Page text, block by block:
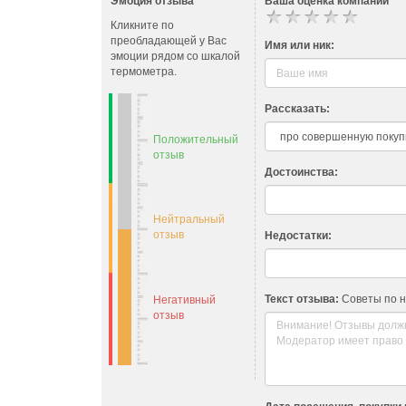
• Алюминиевая
Кликните по
преобладающей у Вас
эмоции рядом со шкалой
термометра.
Положительный
отзыв
Нейтральный
отзыв
Негативный
отзыв
Имя или ник:
Рассказать:
Достоинства:
Недостатки:
Текст отзыва: Советы по